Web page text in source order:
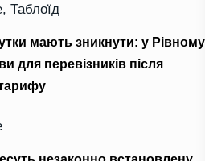
, Таблоїд
мають зникнути: у Рівному
для перевізників після